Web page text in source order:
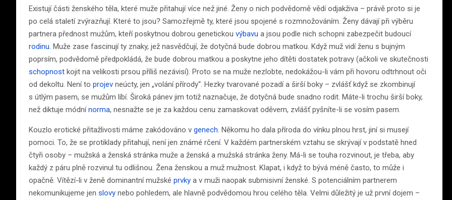
Existují části ženského těla, které muže přitahují více než jiné. Ženy o nich podvědomě vědí odjakživa – právě proto si je
po celá staletí zvýrazňují. Které to jsou? Samozřejmě ty, které jsou spojené s rozmnožováním. Ženy dávají při výběru
partnera přednost mužům, kteří poskytnou dobrou genetickou výbavu a jsou podle nich schopni zabezpečit budoucí
rodinu. Muže zase fascinují ty znaky, jež nasvědčují, že dotyčná bude dobrou matkou. Když muž vidí ženu s bujným
poprsím, podvědomě předpokládá, že bude dobrou matkou a poskytne jeho dítěti dostatek potravy (ačkoli ve skutečnosti
schopnost kojit na velikosti prsou příliš nezávisí). Proto se na muže nezlobte, nedokážou-li vám při hovoru odtrhnout oči
od dekoltu. Není to projev neúcty, jen „volání přírody“. Hezky tvarované pozadí a širší boky – zvlášť když se zkombinují
s útlým pasem, se mužům líbí. Široká pánev jim totiž naznačuje, že dotyčná bude snadno rodit. Máte-li trochu širší boky,
než diktuje módnínorma, nesnažte se je za každou cenu zamaskovat oděvem, zvlášť pyšníte-li se vosím pasem.
Kouzlo erotické přitažlivosti máme zakódováno v genech. Někomu ho dala příroda do vínku plnou hrst, jiní si musejí
pomoci. To, že se protiklady přitahují, není jen známé rčení. V každém partnerském vztahu se skrývají v podstatě hned
čtyři osoby – mužská a ženská stránka muže a ženská a mužská stránka ženy. Má-li se touha rozvinout, je třeba, aby
každý z páru plně rozvinul tu odlišnou. Žena ženskou a muž mužnost. Klapat, i když to bývá méně často, to může i
opačně. Vítězí-li v ženě dominantní mužské prvky a v muži naopak submisivní ženské. S potenciálním partnerem
nekomunikujeme jen slovy nebo pohledem, ale hlavně podvědomou hrou celého těla. Velmi důležitý je už první dojem –